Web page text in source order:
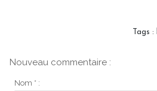
Tags :
Nouveau commentaire :
Nom * :